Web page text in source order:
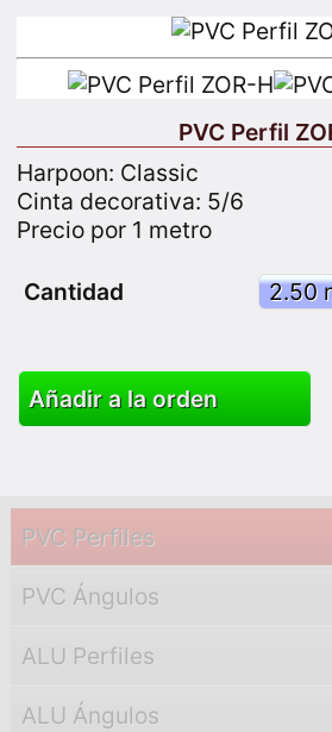
Inicio de sesión de
PVC Perfiles
PVC Ángulos
ALU Perfiles
ALU Ángulos
PVC Perfil
Harpoon: Classic
Cinta decorativa: 5/6
Precio por 1 metro
Cantidad
Añadir a la orden